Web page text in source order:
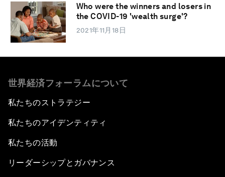
Who were the winners and losers in
the COVID-19 'wealth surge'?
2021年11月18日
世界経済フォーラムについて
私たちのストラテジー
私たちのアイデンティティ
私たちの活動
リーダーシップとガバナンス